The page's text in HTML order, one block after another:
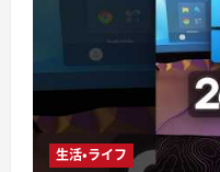
生活・ライフ